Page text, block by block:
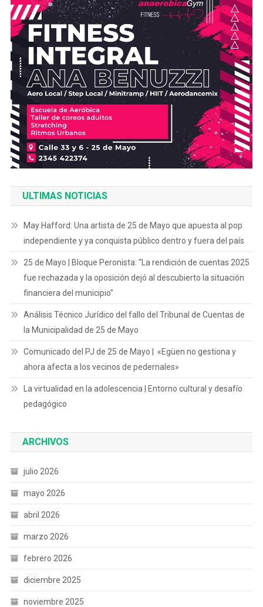
ULTIMAS NOTICIAS
May Hafford: Una artista de 25 de Mayo que apuesta al pop
independiente y ya conquista público dentro y fuera del país
25 de Mayo | Bloque Peronista: “La rendición de cuentas 2025
fue rechazada y la oposición dejó al descubierto la situación
financiera del municipio”
Análisis Técnico Jurídico del fallo del Tribunal de Cuentas de
la Municipalidad de 25 de Mayo
Comunicado del PJ de 25 de Mayo | «Egüen no gestiona y
ahora afecta a los vecinos de pedernales»
La virtualidad en la adolescencia | Entorno cultural y desafío
pedagógico
ARCHIVOS
julio 2026
mayo 2026
abril 2026
marzo 2026
febrero 2026
diciembre 2025
noviembre 2025